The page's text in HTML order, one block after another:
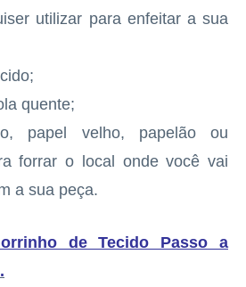
utilizar para enfeitar a sua
quente;
papel velho, papelão ou
forrar o local onde você vai
a sua peça.
de Tecido Passo a
.